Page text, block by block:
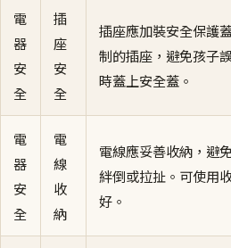
電
器
安
全
插
座
安
全
插座應加裝安全保護
制的插座，避免孩子
時蓋上安全蓋。
電
器
安
全
電
線
收
納
電線應妥善收納，避
絆倒或拉扯。可使用
好。